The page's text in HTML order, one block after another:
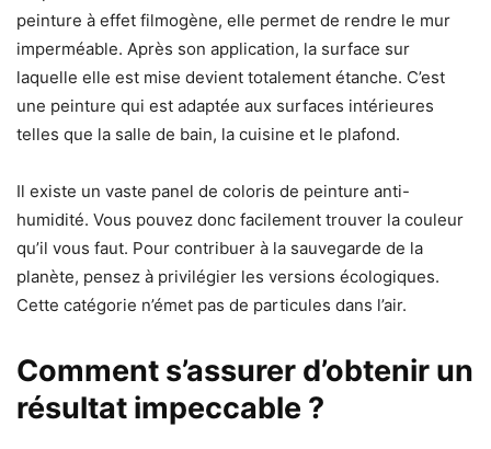
peinture à effet filmogène, elle permet de rendre le mur
imperméable. Après son application, la surface sur
laquelle elle est mise devient totalement étanche. C’est
une peinture qui est adaptée aux surfaces intérieures
telles que la salle de bain, la cuisine et le plafond.
Il existe un vaste panel de coloris de peinture anti-
humidité. Vous pouvez donc facilement trouver la couleur
qu’il vous faut. Pour contribuer à la sauvegarde de la
planète, pensez à privilégier les versions écologiques.
Cette catégorie n’émet pas de particules dans l’air.
Comment s’assurer d’obtenir un
résultat impeccable ?